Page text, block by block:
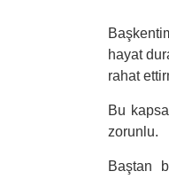
hayat
rahat
Bu
zorunlu.
Baştan